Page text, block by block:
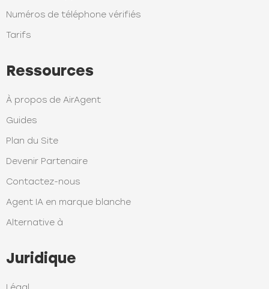
Numéros de téléphone vérifiés
Tarifs
Ressources
À propos de AirAgent
Guides
Plan du Site
Devenir Partenaire
Contactez-nous
Agent IA en marque blanche
Alternative à
Juridique